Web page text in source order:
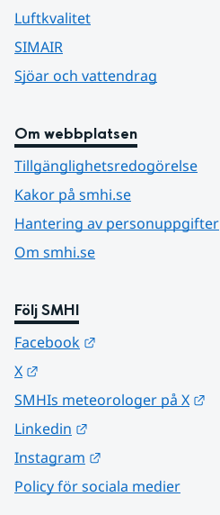
Luftkvalitet
SIMAIR
Sjöar och vattendrag
Om webbplatsen
Tillgänglighetsredogörelse
Kakor på smhi.se
Hantering av personuppgifter
Om smhi.se
Följ SMHI
Facebook
X
SMHIs meteorologer på X
Linkedin
Instagram
Policy för sociala medier